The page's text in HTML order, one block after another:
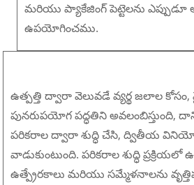
మరియు ప్యాకేజింగ్ పెట్టెలను
ఉపయోగించము.
ఉత్పత్తి ద్వారా వెలువడే వ్యర్థ జలాల కోసం,
పునరుపయోగ పద్ధతిని అవలంబిస్తుంది,
పరికరాల ద్వారా శుద్ధి చేసి, ద్వితీయ
వాడుకుంటుంది. పరికరాల శుద్ధి
ఉత్ప్రేరకాలు మరియు సమ్మేళనాలను